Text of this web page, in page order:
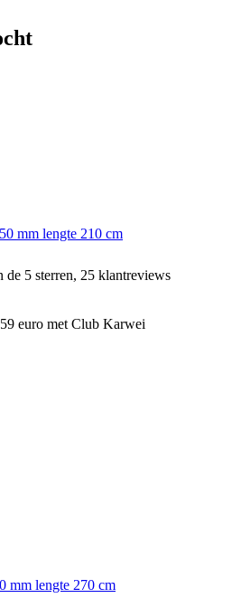
mm lengte 210 cm
de 5 sterren, 25 klantreviews
euro met Club Karwei
mm lengte 270 cm